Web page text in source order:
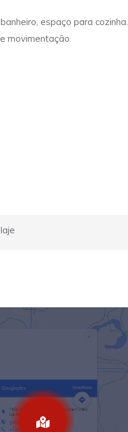
espaço para cozinha.
movimentação.